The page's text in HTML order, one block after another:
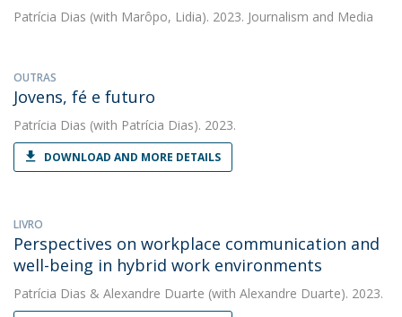
Patrícia Dias (with Marôpo, Lidia). 2023. Journalism and Media
OUTRAS
Jovens, fé e futuro
Patrícia Dias (with Patrícia Dias). 2023.
DOWNLOAD AND MORE DETAILS
LIVRO
Perspectives on workplace communication and
well-being in hybrid work environments
Patrícia Dias & Alexandre Duarte (with Alexandre Duarte). 2023.